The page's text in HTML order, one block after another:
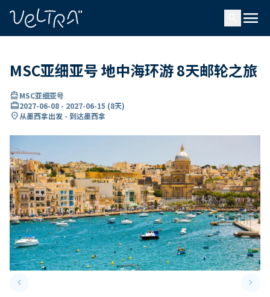
menu
MSC亚细亚号 地中海环游 8天邮轮之旅
directions_boatMSC亚细亚号
card_travel2027-06-08 - 2027-06-15 (8天)
location_on从墨西拿出发 - 到达墨西拿
keyboard_arrow_leftPrevious slide keyboard_arrow_right